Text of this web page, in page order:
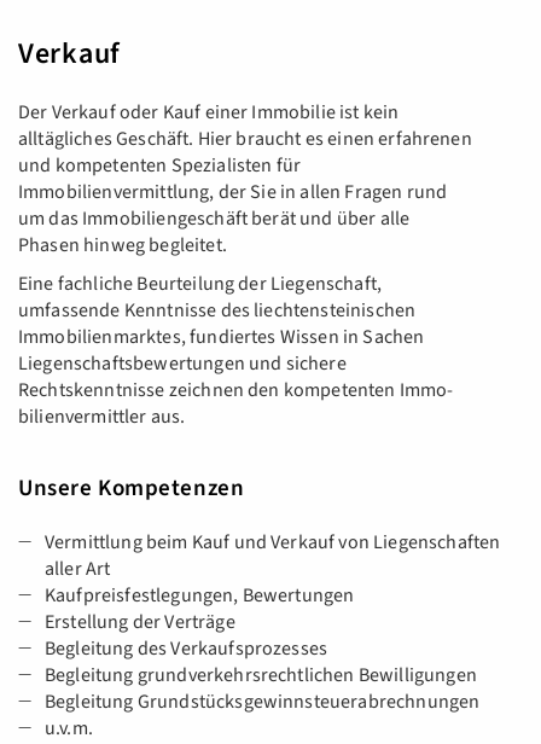
Verkauf
Der Verkauf oder Kauf einer Immobilie ist kein
alltägliches Geschäft. Hier braucht es einen erfahrenen
und kompetenten Spezialisten für
Immobilienvermittlung, der Sie in allen Fragen rund
um das Immobiliengeschäft berät und über alle
Phasen hinweg begleitet.
Eine fachliche Beurteilung der Liegenschaft,
umfassende Kenntnisse des liechtensteinischen
Immobilienmarktes, fundiertes Wissen in Sachen
Liegenschaftsbewertungen und sichere
Rechtskenntnisse zeichnen den kompetenten Immo­
bilien­vermittler aus.
Unsere Kompetenzen
Vermittlung beim Kauf und Verkauf von Liegenschaften
aller Art
Kaufpreisfestlegungen, Bewertungen
Erstellung der Verträge
Begleitung des Verkaufsprozesses
Begleitung grundverkehrsrechtlichen Bewilligungen
Begleitung Grundstücksgewinnsteuerabrechnungen
u.v.m.